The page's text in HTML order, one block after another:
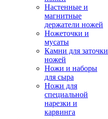
Настенные и
магнитные
держатели ножей
Ножеточки и
мусаты
Камни для заточки
ножей
Ножи и наборы
для сыра
Ножи для
специальной
нарезки и
карвинга